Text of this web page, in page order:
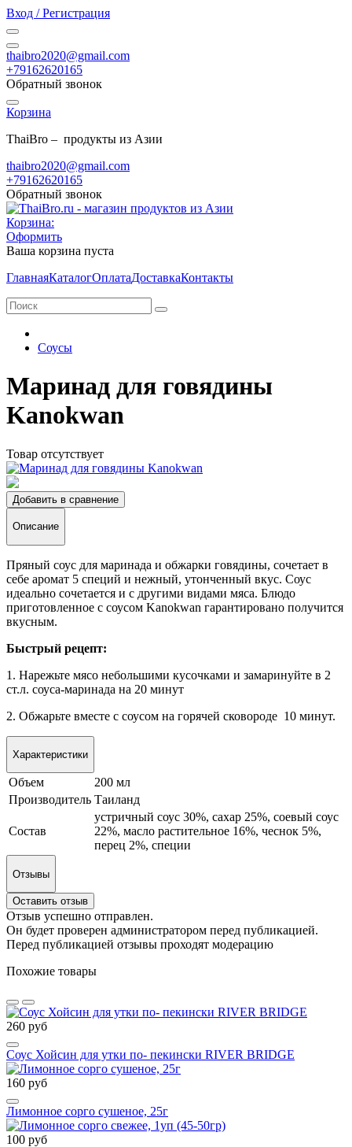
Вход / Регистрация
thaibro2020@gmail.com
+79162620165
Обратный звонок
Корзина
ThaiBro – продукты из Азии
thaibro2020@gmail.com
+79162620165
Обратный звонок
Корзина:
Оформить
Ваша корзина пуста
ГлавнаяКаталогОплатаДоставкаКонтакты
Соусы
Маринад для говядины
Kanokwan
Товар отсутствует
Добавить в сравнение
Описание
Пряный соус для маринада и обжарки говядины, сочетает в
себе аромат 5 специй и нежный, утонченный вкус. Соус
идеально сочетается и с другими видами мяса. Блюдо
приготовленное с соусом Kanokwan гарантировано получится
вкусным.
Быстрый рецепт:
1. Нарежьте мясо небольшими кусочками и замаринуйте в 2
ст.л. соуса-маринада на 20 минут
2. Обжарьте вместе с соусом на горячей сковороде 10 минут.
Характеристики
Объем
200 мл
Производитель Таиланд
Состав
устричный соус 30%, сахар 25%, соевый соус
22%, масло растительное 16%, чеснок 5%,
перец 2%, специи
Отзывы
Оставить отзыв
Отзыв успешно отправлен.
Он будет проверен администратором перед публикацией.
Перед публикацией отзывы проходят модерацию
Похожие товары
260 руб
Соус Хойсин для утки по- пекински RIVER BRIDGE
160 руб
Лимонное сорго сушеное, 25г
100 руб